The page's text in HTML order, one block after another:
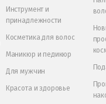
Инструмент и
принадлежности
Косметика для волос
Маникюр и педикюр
Для мужчин
Красота и здоровье